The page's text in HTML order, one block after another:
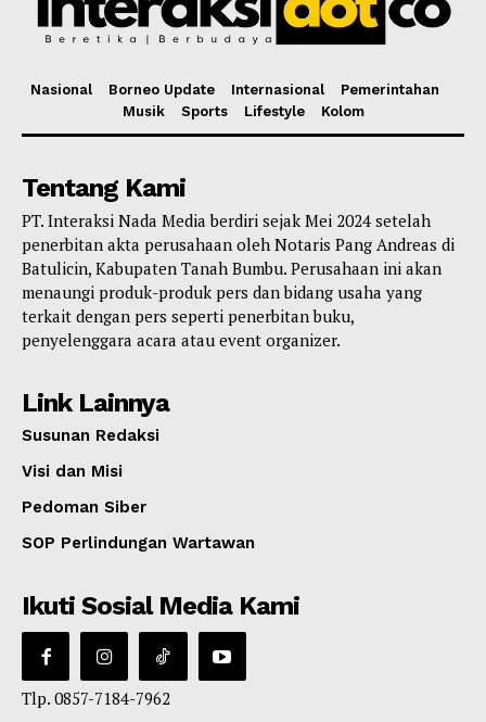
Nasional Borneo Update Internasional
Pemerintahan
Musik
Sports Lifestyle Kolom
Tentang Kami
PT. Interaksi Nada Media berdiri sejak Mei 2024 setelah
penerbitan akta perusahaan oleh Notaris Pang Andreas di
Batulicin, Kabupaten Tanah Bumbu. Perusahaan ini akan
menaungi produk-produk pers dan bidang usaha yang
terkait dengan pers seperti penerbitan buku,
penyelenggara acara atau event organizer.
Link Lainnya
Susunan Redaksi
Visi dan Misi
Pedoman Siber
SOP Perlindungan Wartawan
Ikuti Sosial Media Kami
Tlp. 0857-7184-7962